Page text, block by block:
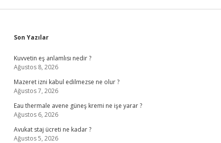
Sidebar
Son Yazılar
Kuvvetin eş anlamlısı nedir ?
Ağustos 8, 2026
Mazeret izni kabul edilmezse ne olur ?
Ağustos 7, 2026
Eau thermale avene güneş kremi ne işe yarar ?
Ağustos 6, 2026
Avukat staj ücreti ne kadar ?
Ağustos 5, 2026